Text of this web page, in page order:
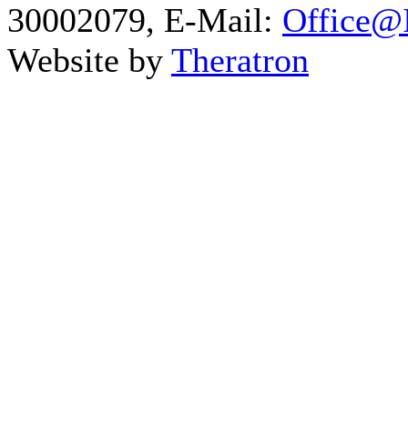
30002079, E-Mail:
Website by Theratron